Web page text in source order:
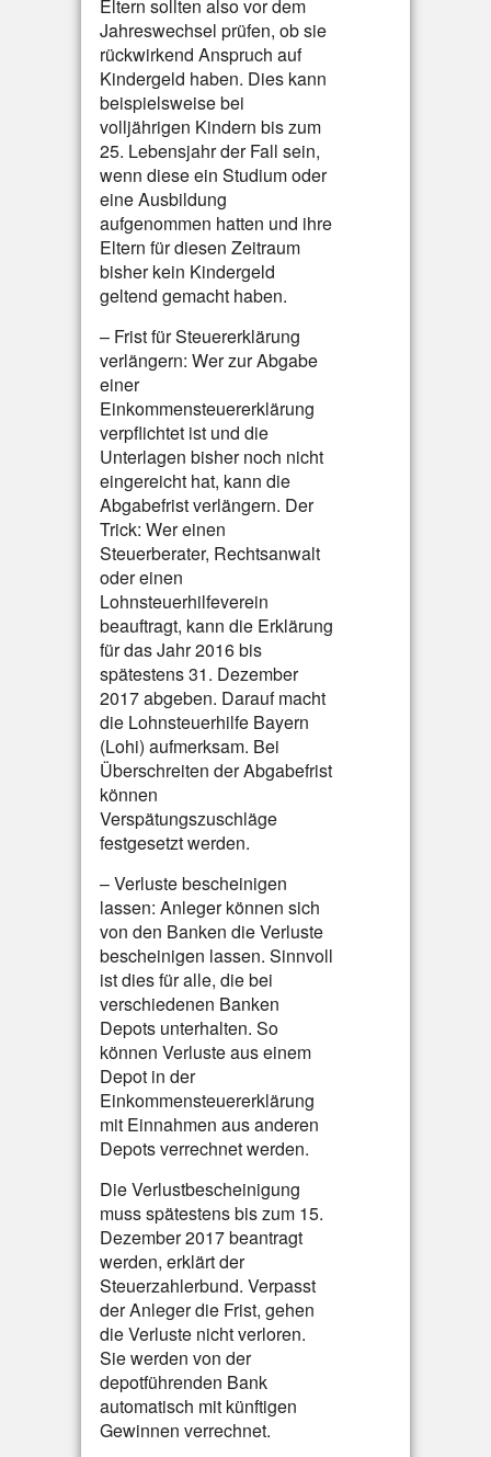
Eltern sollten also vor dem
Jahreswechsel prüfen, ob sie
rückwirkend Anspruch auf
Kindergeld haben. Dies kann
beispielsweise bei
volljährigen Kindern bis zum
25. Lebensjahr der Fall sein,
wenn diese ein Studium oder
eine Ausbildung
aufgenommen hatten und ihre
Eltern für diesen Zeitraum
bisher kein Kindergeld
geltend gemacht haben.
– Frist für Steuererklärung
verlängern: Wer zur Abgabe
einer
Einkommensteuererklärung
verpflichtet ist und die
Unterlagen bisher noch nicht
eingereicht hat, kann die
Abgabefrist verlängern. Der
Trick: Wer einen
Steuerberater, Rechtsanwalt
oder einen
Lohnsteuerhilfeverein
beauftragt, kann die Erklärung
für das Jahr 2016 bis
spätestens 31. Dezember
2017 abgeben. Darauf macht
die Lohnsteuerhilfe Bayern
(Lohi) aufmerksam. Bei
Überschreiten der Abgabefrist
können
Verspätungszuschläge
festgesetzt werden.
– Verluste bescheinigen
lassen: Anleger können sich
von den Banken die Verluste
bescheinigen lassen. Sinnvoll
ist dies für alle, die bei
verschiedenen Banken
Depots unterhalten. So
können Verluste aus einem
Depot in der
Einkommensteuererklärung
mit Einnahmen aus anderen
Depots verrechnet werden.
Die Verlustbescheinigung
muss spätestens bis zum 15.
Dezember 2017 beantragt
werden, erklärt der
Steuerzahlerbund. Verpasst
der Anleger die Frist, gehen
die Verluste nicht verloren.
Sie werden von der
depotführenden Bank
automatisch mit künftigen
Gewinnen verrechnet.